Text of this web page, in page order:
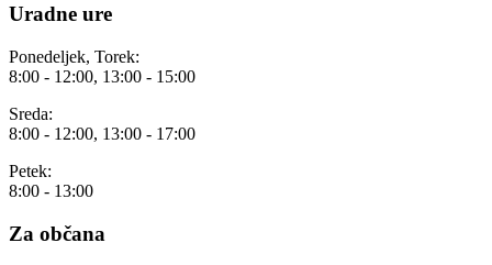
Uradne ure
Ponedeljek, Torek:
8:00 - 12:00, 13:00 - 15:00
Sreda:
8:00 - 12:00, 13:00 - 17:00
Petek:
8:00 - 13:00
Za občana